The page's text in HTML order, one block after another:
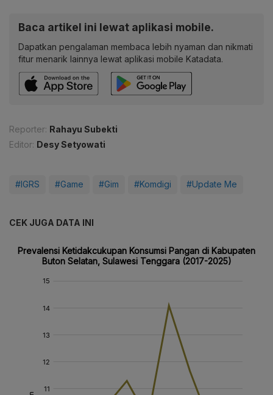
Baca artikel ini lewat aplikasi mobile.
Dapatkan pengalaman membaca lebih nyaman dan nikmati
fitur menarik lainnya lewat aplikasi mobile Katadata.
Reporter: Rahayu Subekti
Editor: Desy Setyowati
#IGRS #Game #Gim #Komdigi #Update Me
CEK JUGA DATA INI